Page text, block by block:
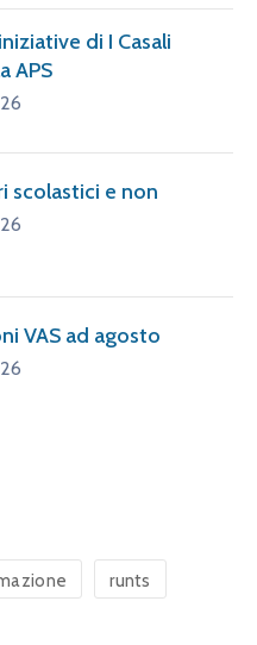
di I Casali
APS
scolastici e non
VAS ad agosto
runts